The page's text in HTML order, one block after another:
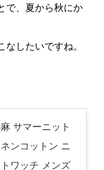
で、夏から秋にか
したいですね。
サマーニット
ンコットン ニ
ワッチ メンズ